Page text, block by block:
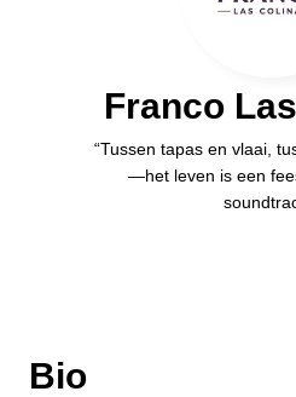
Franco
“Tussen tapas en vlaai,
—het leven is een
Bio